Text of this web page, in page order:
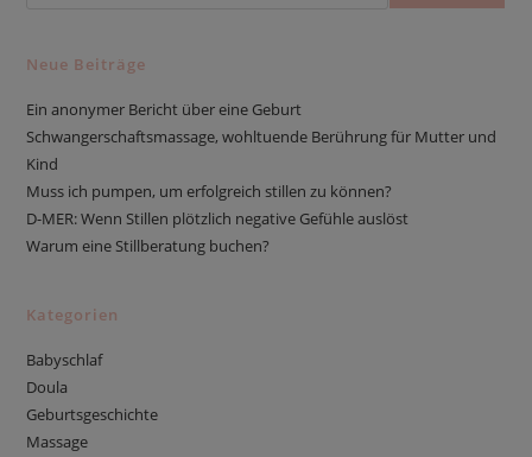
Neue Beiträge
Ein anonymer Bericht über eine Geburt
Schwangerschaftsmassage, wohltuende Berührung für Mutter und
Kind
Muss ich pumpen, um erfolgreich stillen zu können?
D-MER: Wenn Stillen plötzlich negative Gefühle auslöst
Warum eine Stillberatung buchen?
Kategorien
Babyschlaf
Doula
Geburtsgeschichte
Massage